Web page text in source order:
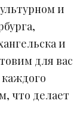
и
и
для вас
что делает